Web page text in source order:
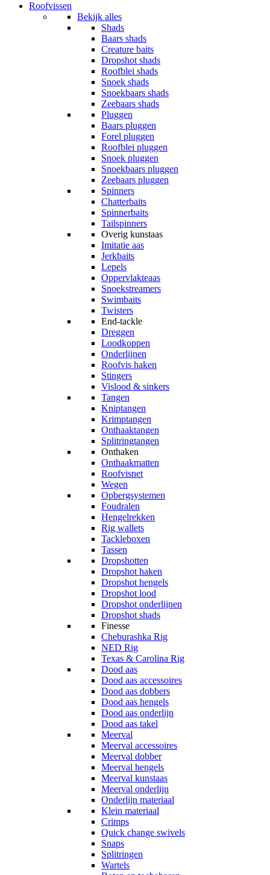
Roofvissen
Bekijk alles
Shads
Baars shads
Creature baits
Dropshot shads
Roofblei shads
Snoek shads
Snoekbaars shads
Zeebaars shads
Pluggen
Baars pluggen
Forel pluggen
Roofblei pluggen
Snoek pluggen
Snoekbaars pluggen
Zeebaars pluggen
Spinners
Chatterbaits
Spinnerbaits
Tailspinners
Overig kunstaas
Imitatie aas
Jerkbaits
Lepels
Oppervlakteaas
Snoekstreamers
Swimbaits
Twisters
End-tackle
Dreggen
Loodkoppen
Onderlijnen
Roofvis haken
Stingers
Vislood & sinkers
Tangen
Kniptangen
Krimptangen
Onthaaktangen
Splitringtangen
Onthaken
Onthaakmatten
Roofvisnet
Wegen
Opbergsystemen
Foudralen
Hengelrekken
Rig wallets
Tackleboxen
Tassen
Dropshotten
Dropshot haken
Dropshot hengels
Dropshot lood
Dropshot onderlijnen
Dropshot shads
Finesse
Cheburashka Rig
NED Rig
Texas & Carolina Rig
Dood aas
Dood aas accessoires
Dood aas dobbers
Dood aas hengels
Dood aas onderlijn
Dood aas takel
Meerval
Meerval accessoires
Meerval dobber
Meerval hengels
Meerval kunstaas
Meerval onderlijn
Onderlijn materiaal
Klein materiaal
Crimps
Quick change swivels
Snaps
Splitringen
Wartels